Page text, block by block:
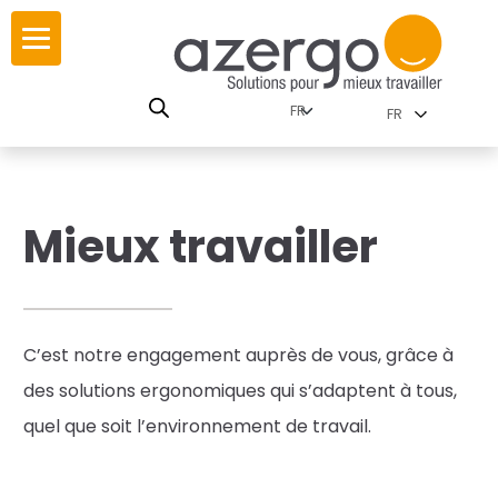
Skip
content
par famille
travail
FR
Mieux travailler
C’est notre engagement auprès de vous,grâce à
des solutions ergonomiques qui s’adaptent à tous,
quel que soit l’environnement de travail.